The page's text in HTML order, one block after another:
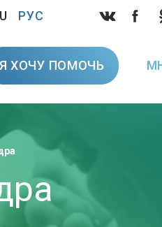
РУС
ХОЧУ ПОМОЧЬ